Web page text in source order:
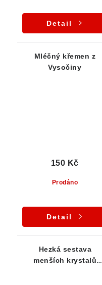
Detail
Mléčný křemen z
Vysočiny
Prodáno
150 Kč
Detail
Hezká sestava
menších krystalů